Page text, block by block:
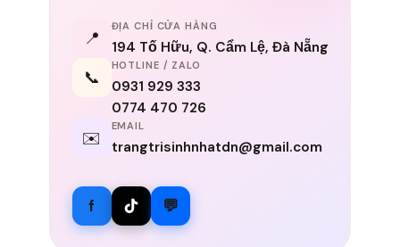
📍
ĐỊA CHỈ CỬA HÀNG
194 Tố Hữu, Q. Cẩm Lệ, Đà Nẵng
📞
HOTLINE / ZALO
0931 929 333
0774 470 726
✉️
EMAIL
trangtrisinhnhatdn@gmail.com
f 💬